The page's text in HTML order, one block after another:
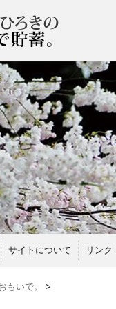
サイトについて リンク
もいで。 >